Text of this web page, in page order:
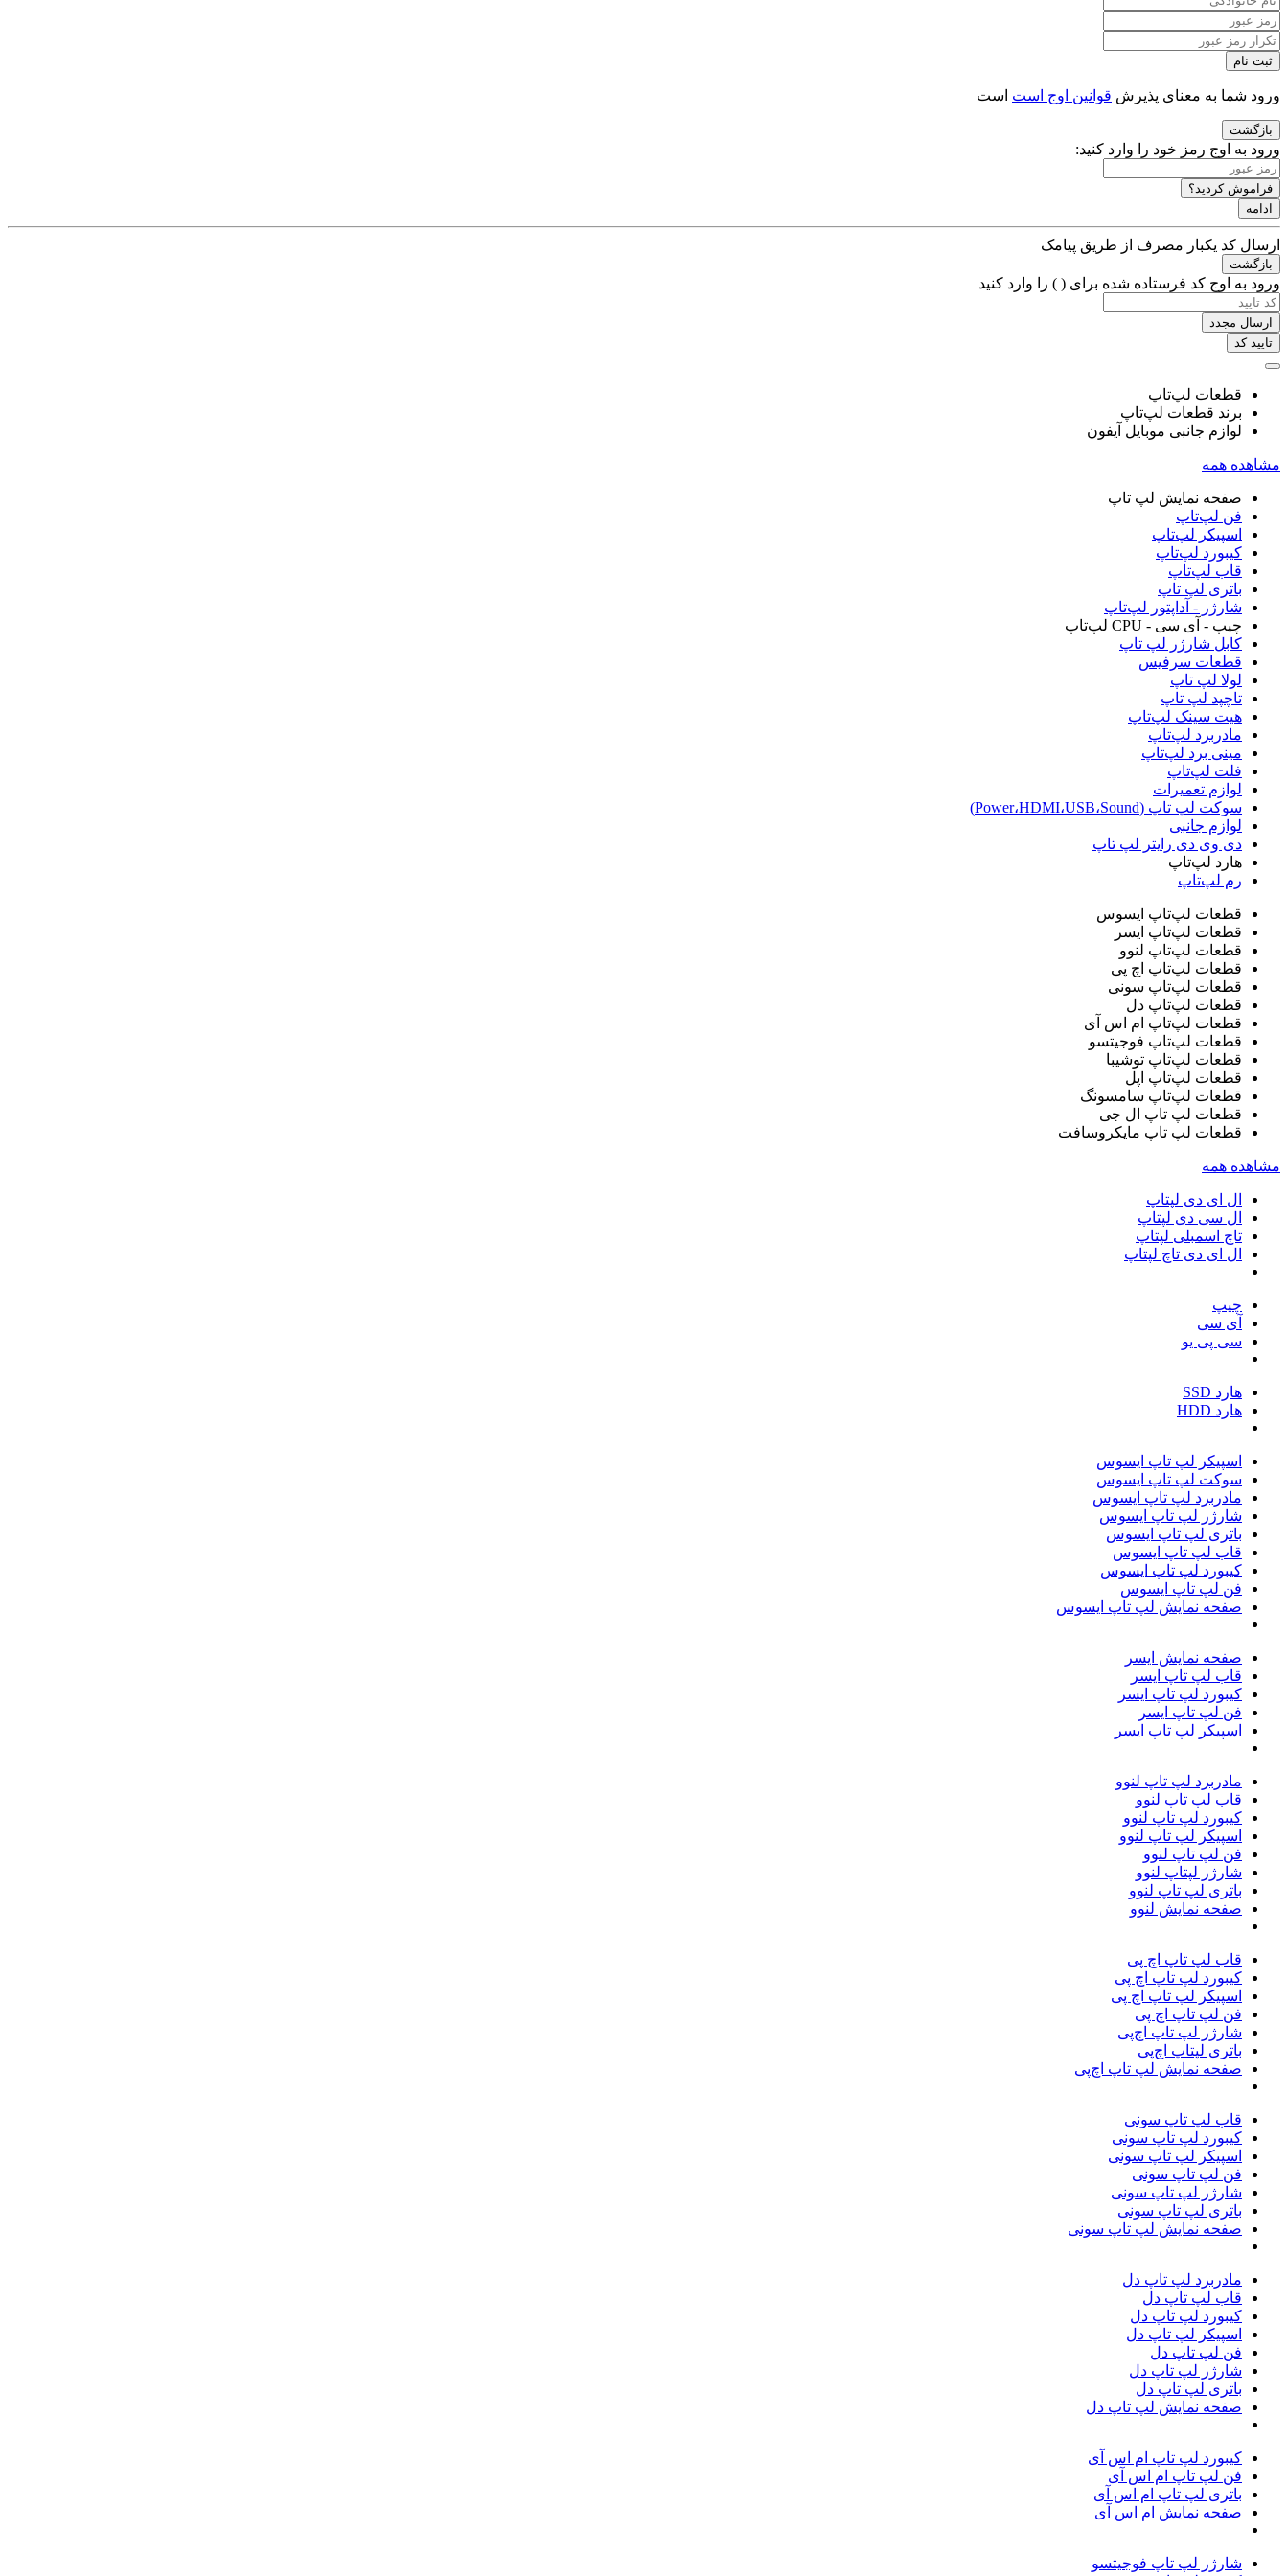
ثبت نام
ورود شما به معنای پذیرش قوانین اوج است است
بازگشت
ورود به اوج رمز خود را وارد کنید:
فراموش کردید؟
ادامه
ارسال کد یکبار مصرف از طریق پیامک
بازگشت
ورود به اوج کد فرستاده شده برای ( ) را وارد کنید
ارسال مجدد
تایید کد
قطعات لپ‌تاپ
برند قطعات لپ‌تاپ
لوازم جانبی موبایل آیفون
مشاهده همه
صفحه نمایش لپ‌ تاپ
فن لپ‌تاپ
اسپیکر لپ‌تاپ
کیبورد لپ‌تاپ
قاب لپ‌تاپ
باتری لپ‌ تاپ
شارژر - آداپتور لپ‌تاپ
چیپ - آی سی - CPU لپ‌تاپ
کابل شارژر لپ تاپ
قطعات سرفیس
لولا لپ‌ تاپ
تاچپد لپ تاپ
هیت سینک لپ‌تاپ
مادربرد لپ‌تاپ
مینی برد لپ‌تاپ
فلت لپ‌تاپ
لوازم تعمیرات
سوکت لپ تاپ (Power،HDMI،USB،Sound)
لوازم جانبی
دی وی دی رایتر لپ‌ تاپ
هارد لپ‌تاپ
رم لپ‌تاپ
قطعات لپ‌تاپ ایسوس
قطعات لپ‌تاپ ایسر
قطعات لپ‌تاپ لنوو
قطعات لپ‌تاپ اچ پی
قطعات لپ‌تاپ سونی
قطعات لپ‌تاپ دل
قطعات لپ‌تاپ ام اس آی
قطعات لپ‌تاپ فوجیتسو
قطعات لپ‌تاپ توشیبا
قطعات لپ‌تاپ اپل
قطعات لپ‌تاپ سامسونگ
قطعات لپ تاپ ال جی
قطعات لپ تاپ مایکروسافت
مشاهده همه
ال ای دی لپتاپ
ال سی دی لپتاپ
تاچ اسمبلی لپتاپ
ال ای دی تاچ لپتاپ
چیپ
آی سی
سی پی یو
هارد SSD
هارد HDD
اسپیکر لپ تاپ ایسوس
سوکت لپ تاپ ایسوس
مادربرد لپ تاپ ایسوس
شارژر لپ تاپ ایسوس
باتری لپ تاپ ایسوس
قاب لپ تاپ ایسوس
کیبورد لپ تاپ ایسوس
فن لپ تاپ ایسوس
صفحه نمایش لپ تاپ ایسوس
صفحه نمایش ایسر
قاب لپ تاپ ایسر
کیبورد لپ تاپ ایسر
فن لپ تاپ ایسر
اسپیکر لپ تاپ ایسر
مادربرد لپ تاپ لنوو
قاب لپ تاپ لنوو
کیبورد لپ تاپ لنوو
اسپیکر لپ تاپ لنوو
فن لپ تاپ لنوو
شارژر لپتاپ لنوو
باتری لپ تاپ لنوو
صفحه نمایش لنوو
قاب لپ تاپ اچ پی
کیبورد لپ تاپ اچ پی
اسپیکر لپ تاپ اچ پی
فن لپ تاپ اچ پی
شارژر لپ تاپ اچ‌پی
باتری لپتاپ اچ‌پی
صفحه نمایش لپ تاپ اچ‌پی
قاب لپ تاپ سونی
کیبورد لپ تاپ سونی
اسپیکر لپ تاپ سونی
فن لپ تاپ سونی
شارژر لپ تاپ سونی
باتری لپ تاپ سونی
صفحه نمایش لپ تاپ سونی
مادربرد لپ تاپ دل
قاب لپ تاپ دل
کیبورد لپ تاپ دل
اسپیکر لپ تاپ دل
فن لپ تاپ دل
شارژر لپ تاپ دل
باتری لپ تاپ دل
صفحه نمایش لپ تاپ دل
کیبورد لپ تاپ ام اس آی
فن لپ تاپ ام اس آی
باتری لپ تاپ ام‌ اس‌ آی
صفحه نمایش ام اس آی
شارژر لپ تاپ فوجیتسو